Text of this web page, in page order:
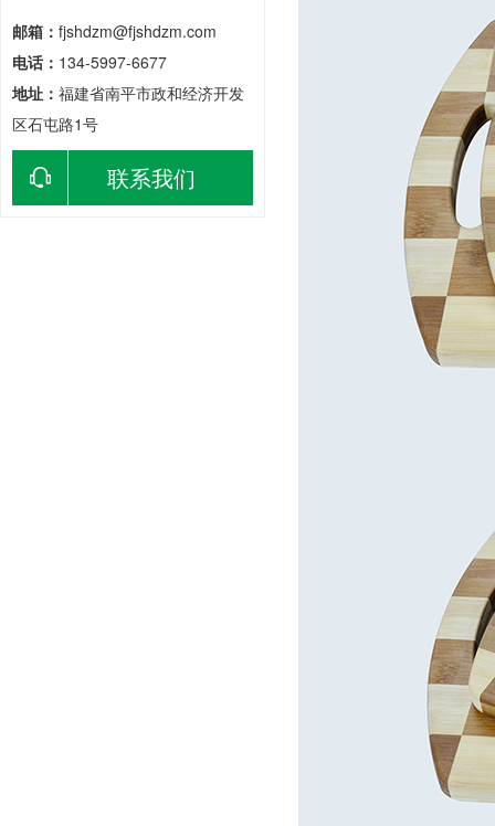
邮箱： fjshdzm@fjshdzm.com
电话： 134-5997-6677
地址： 福建省南平市政和经济开发
区石屯路1号
联系我们